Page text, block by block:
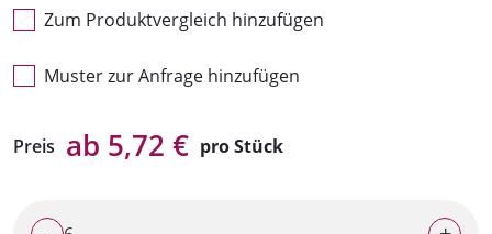
Zum Produktvergleich hinzufügen
Muster zur Anfrage hinzufügen
Preis ab 5,72 € pro Stück